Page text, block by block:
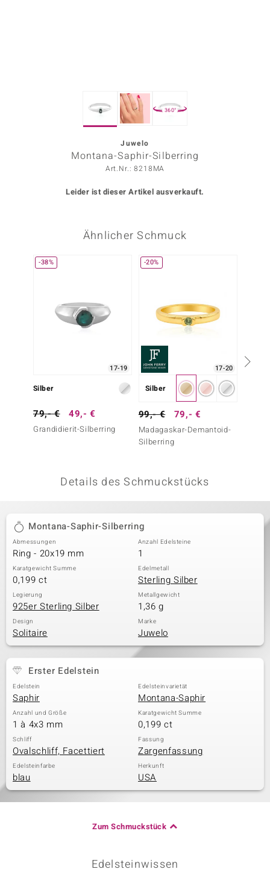
BY DE MELO
Classics
360°
Juwelo
Montana-Saphir-Silberring
Art.Nr.: 8218MA
Leider ist dieser Artikel ausverkauft.
Ähnlicher Schmuck
-38%
17-19
Silber
79,- € 49,- €
Grandidierit-Silberring
-20%
17-20
Silber
99,- € 79,- €
Madagaskar-Demantoid-
Silberring
Details des Schmuckstücks
Montana-Saphir-Silberring
Abmessungen
Ring - 20x19 mm
Anzahl Edelsteine
1
Karatgewicht Summe
0,199 ct
Edelmetall
Sterling Silber
Legierung
925er Sterling Silber
Metallgewicht
1,36 g
Design
Solitaire
Marke
Juwelo
Erster Edelstein
Edelstein
Saphir
Edelsteinvarietät
Montana-Saphir
Anzahl und Größe
1 à 4x3 mm
Karatgewicht Summe
0,199 ct
Schliff
Ovalschliff, Facettiert
Fassung
Zargenfassung
Edelsteinfarbe
blau
Herkunft
USA
Zum Schmuckstück
Edelsteinwissen